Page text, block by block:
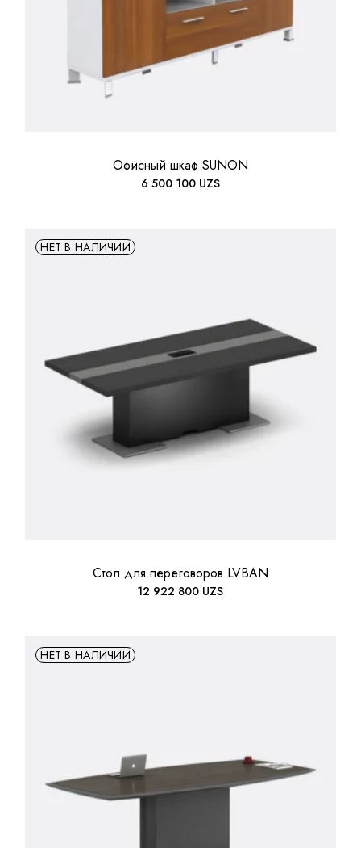
Офисный шкаф SUNON
6 500 100 UZS
НЕТ В НАЛИЧИИ
Стол для переговоров LVBAN
12 922 800 UZS
НЕТ В НАЛИЧИИ